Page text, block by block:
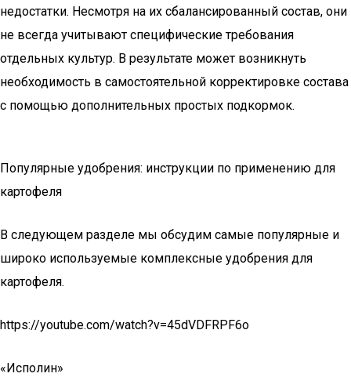
недостатки. Несмотря на их сбалансированный состав, они
не всегда учитывают специфические требования
отдельных культур. В результате может возникнуть
необходимость в самостоятельной корректировке состава
с помощью дополнительных простых подкормок.
Популярные удобрения: инструкции по применению для
картофеля
В следующем разделе мы обсудим самые популярные и
широко используемые комплексные удобрения для
картофеля.
https://youtube.com/watch?v=45dVDFRPF6o
«Исполин»